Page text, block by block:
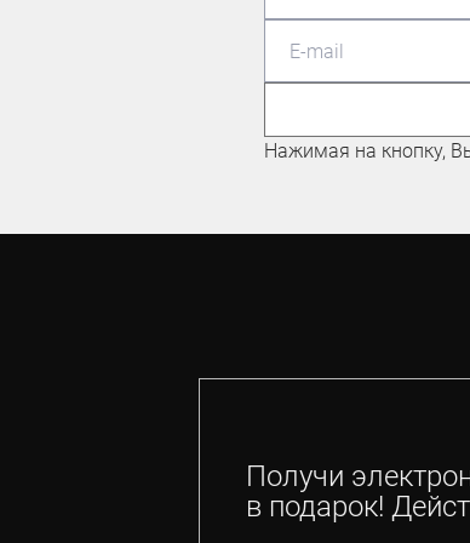
МАСТЕР СПОРТА ПО
МАУНТИНБАЙКУ
Нажимая на кнопку,
Получи
в подарок!